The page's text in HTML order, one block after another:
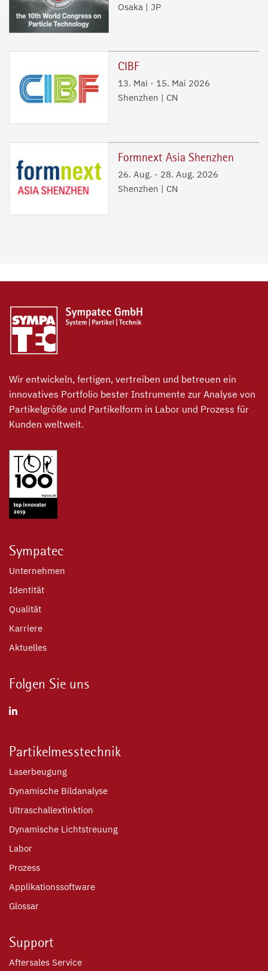
Osaka | JP
CIBF
13. Mai - 15. Mai 2026
Shenzhen | CN
Formnext Asia Shenzhen
26. Aug. - 28. Aug. 2026
Shenzhen | CN
Wir entwickeln, fertigen, vertreiben und betreuen ein
innovatives Portfolio bester Instrumente zur Analyse von
Partikelgröße und Partikelform in Labor und Prozess für
Kunden weltweit.
Sympatec
Unternehmen
Identität
Qualität
Karriere
Aktuelles
Folgen Sie uns
Partikelmesstechnik
Laserbeugung
Dynamische Bildanalyse
Ultraschallextinktion
Dynamische Lichtstreuung
Labor
Prozess
Applikationssoftware
Glossar
Support
Aftersales Service